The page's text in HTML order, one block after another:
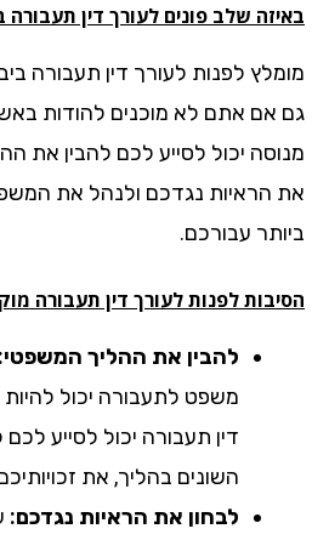
שלב פונים לעורך דין תעבורה
לפנות לעורך דין תעבורה ביבנה
אם אתם לא מוכנים להודות באשמה.
יכול לסייע לכם להבין את ההליך
הראיות נגדכם ולנהל את המשפט
עבורכם.
לפנות לעורך דין תעבורה מוקדם:
להבין את ההליך המשפטי:
משפט לתעבורה יכול להיות
דין תעבורה יכול לסייע לכם
השונים בהליך, את זכויותיכם
לבחון את הראיות נגדכם:עורך